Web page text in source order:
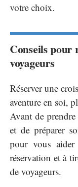
votre choix.
Conseils pour
voyageurs
Réserver une
aventure en soi,
Avant de
et de préparer
pour vous aider
réservation et à
de voyageurs.